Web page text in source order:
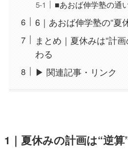
■あおば伸学塾の通
6｜あおば伸学塾の“夏
まとめ｜夏休みは“計
わる
▶ 関連記事・リンク
1｜夏休みの計画は“逆算